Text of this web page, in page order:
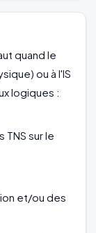
quand le
ou à l'IS
logiques :
TNS sur le
et/ou des